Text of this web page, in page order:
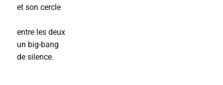
et son cercle
entre les deux
un big-bang
de silence.